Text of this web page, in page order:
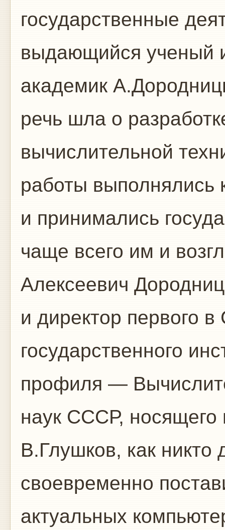
государственные
выдающийся ученый
академик
речь шла о
вычислительной
работы выполнялись
и принимались
чаще всего им и
Алексеевич
и директор первого
государственного
профиля —
наук СССР, носящего
В.Глушков, как никто
своевременно
актуальных